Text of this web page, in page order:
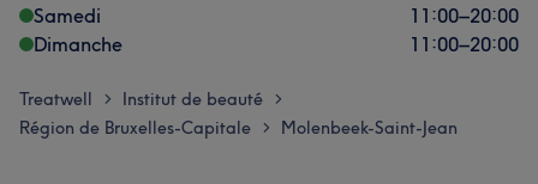
Samedi
11:00–20:00
Dimanche
11:00–20:00
Treatwell > Institut de beauté >
Région de Bruxelles-Capitale > Molenbeek-Saint-Jean